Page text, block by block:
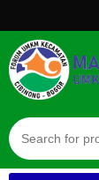
content